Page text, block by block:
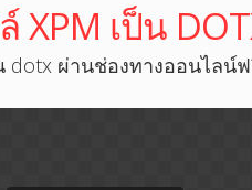
XPM เป็น
dotx ผ่านช่องทางออนไลน์